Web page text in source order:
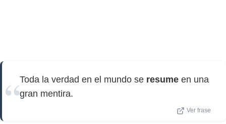
Toda la verdad en el mundo se resume en una
gran mentira.
Ver frase